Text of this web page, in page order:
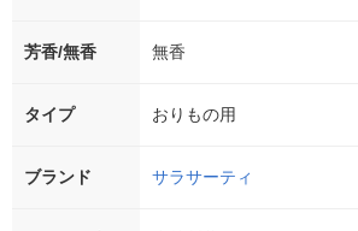
芳香/無香 無香
タイプ おりもの用
ブランド サラサーティ